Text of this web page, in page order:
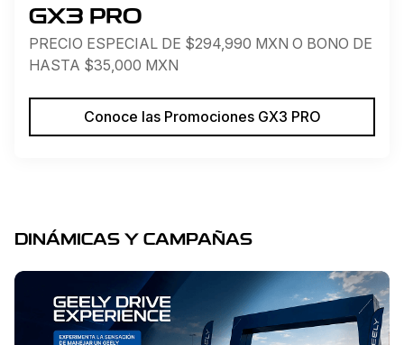
GX3 PRO
PRECIO ESPECIAL DE $294,990 MXN O BONO DE
HASTA $35,000 MXN
Conoce las Promociones GX3 PRO
DINÁMICAS Y CAMPAÑAS